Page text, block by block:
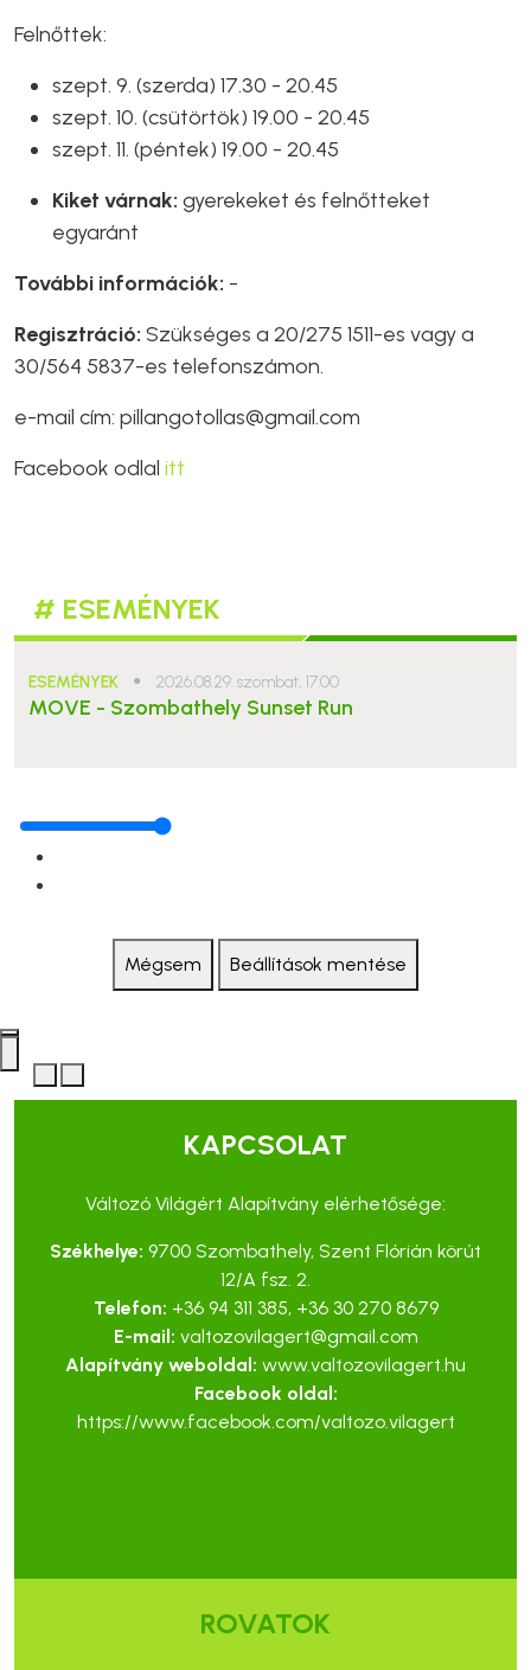
Felnőttek:
szept. 9. (szerda) 17.30 - 20.45
szept. 10. (csütörtök) 19.00 - 20.45
szept. 11. (péntek) 19.00 - 20.45
Kiket várnak: gyerekeket és felnőtteket
egyaránt
További információk: -
Regisztráció: Szükséges a 20/275 1511-es vagy a
30/564 5837-es telefonszámon.
e-mail cím: pillangotollas@gmail.com
Facebook odlal itt
# ESEMÉNYEK
ESEMÉNYEK ● 2026.08.29. szombat, 17:00
MOVE - Szombathely Sunset Run
Mégsem Beállítások mentése
KAPCSOLAT
Változó Világért Alapítvány elérhetősége:
Székhelye: 9700 Szombathely, Szent Flórián körút
12/A fsz. 2.
Telefon: +36 94 311 385, +36 30 270 8679
E-mail: valtozovilagert@gmail.com
Alapítvány weboldal: www.valtozovilagert.hu
Facebook oldal:
https://www.facebook.com/valtozo.vilagert
ROVATOK